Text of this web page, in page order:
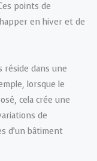
points de
en hiver et de
réside dans une
lorsque le
cela crée une
de
d’un bâtiment